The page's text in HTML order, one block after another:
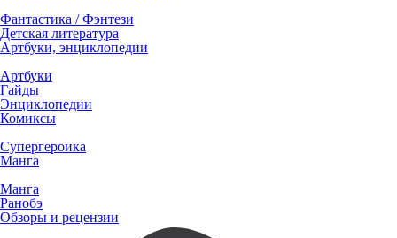
Фантастика / Фэнтези
Детская литература
Артбуки, энциклопедии
Артбуки
Гайды
Энциклопедии
Комиксы
Супергероика
Манга
Манга
Ранобэ
Обзоры и рецензии